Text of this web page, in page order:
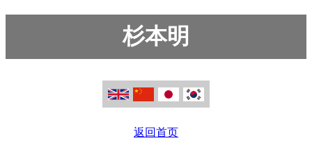
杉本明
返回首页